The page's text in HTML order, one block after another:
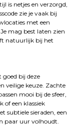
is netjes en verzorgd,
zie je vaak bij
met een
mag best laten zien
natuurlijk bij het
bij deze
veilige keuze. Zachte
mooi bij de sfeer,
of een klassiek
subtiele sieraden, een
paar uur volhoudt.